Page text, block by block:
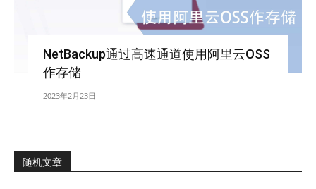
NetBackup通过高速通道使用阿里云OSS
作存储
2023年2月23日
随机文章